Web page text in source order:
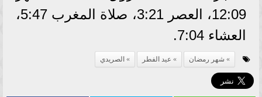
12:09، العصر 3:21، صلاة المغرب 5:47،
العشاء 7:04.
شهر رمضان عيد الفطر الصريدي